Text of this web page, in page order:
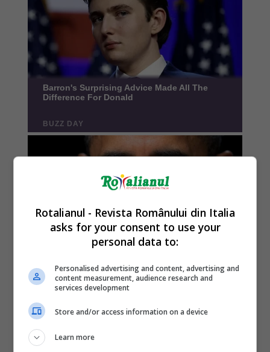
Rotalianul - Revista Românului din Italia
asks for your consent to use your
personal data to:
Personalised advertising and content, advertising and
content measurement, audience research and
services development
Store and/or access information on a device
Learn more